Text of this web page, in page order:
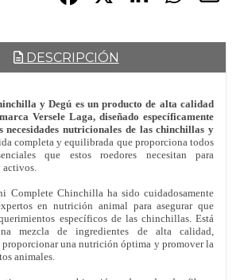
DESCRIPCIÓN
y Degú es un producto de alta calidad
Versele Laga, diseñado específicamente
necesidades nutricionales de las chinchillas y
completa y equilibrada que proporciona todos
que estos roedores necesitan para
activos.
Complete Chinchilla ha sido cuidadosamente
en nutrición animal para asegurar que
específicos de las chinchillas. Está
mezcla de ingredientes de alta calidad,
proporcionar una nutrición óptima y promover la
animales.